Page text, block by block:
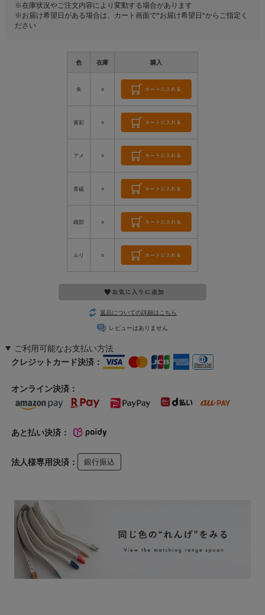
※在庫状況やご注文内容により変動する場合があります
※お届け希望日がある場合は、カート画面で"お届け希望日"からご指定く
ださい
色 在庫 購入
朱 ○
黄彩 ○
アメ ○
青磁 ○
織部 ○
ルリ ○
返品についての詳細はこちら
レビューはありません
ご利用可能なお支払い方法
クレジットカード決済：
オンライン決済：
あと払い決済：
法人様専用決済： 銀行振込